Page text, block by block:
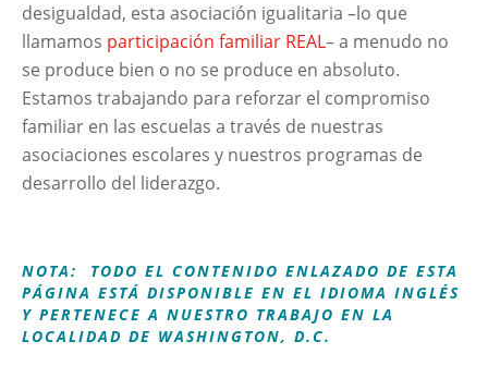
desigualdad, esta asociación igualitaria –lo que
llamamos participación familiar REAL– a menudo no
se produce bien o no se produce en absoluto.
Estamos trabajando para reforzar el compromiso
familiar en las escuelas a través de nuestras
asociaciones escolares y nuestros programas de
desarrollo del liderazgo.
NOTA: TODO EL CONTENIDO ENLAZADO DE ESTA
PÁGINA ESTÁ DISPONIBLE EN EL IDIOMA INGLÉS
Y PERTENECE A NUESTRO TRABAJO EN LA
LOCALIDAD DE WASHINGTON, D.C.